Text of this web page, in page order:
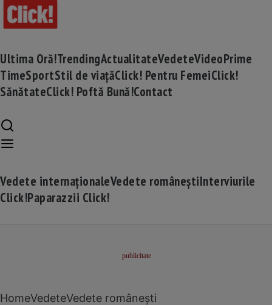
Ultima Oră!TrendingActualitateVedeteVideoPrime
TimeSportStil de viațăClick! Pentru FemeiClick!
SănătateClick! Poftă Bună!Contact
Vedete internaționaleVedete româneștiInterviurile
Click!Paparazzii Click!
HomeVedeteVedete românești